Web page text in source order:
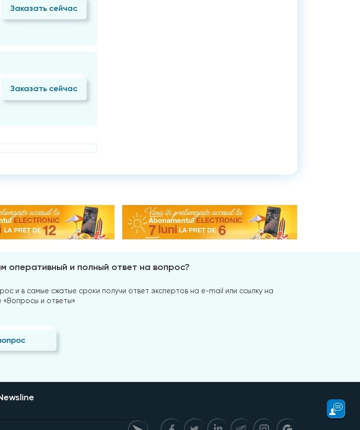
Заказать сейчас
Заказать сейчас
оперативный и полный ответ на вопрос?
и в самые сжатые сроки получи ответ экспертов на e-mail или ссылку на
«Вопросы и ответы»